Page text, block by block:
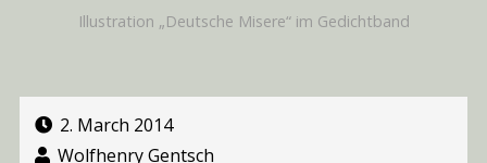
Illustration „Deutsche Misere“ im Gedichtband
2. March 2014
Wolfhenry Gentsch